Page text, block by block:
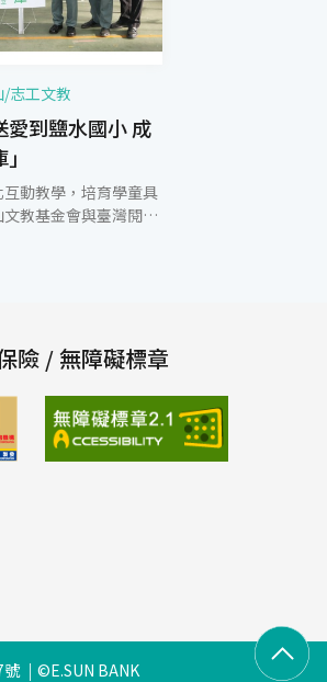
/志工文教
愛到鹽水國小 成
動教學，培育學童具
教基金會與臺灣閱讀
文教基金會執行長王志
之趨勢，為提升孩子未
動數位學習，包括玉山
供200台平板電腦免費
學申請借用、舉辦數位
立數位愛的書庫、贊助
位愛的書庫，後續也
險 / 無障礙標章
號 ©E.SUN BANK